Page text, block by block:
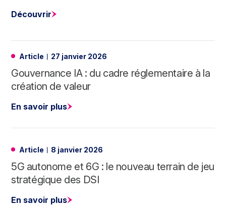
Découvrir
Article 27 janvier 2026
Gouvernance IA : du cadre réglementaire à la
création de valeur
En savoir plus
Article 8 janvier 2026
5G autonome et 6G : le nouveau terrain de jeu
stratégique des DSI
En savoir plus